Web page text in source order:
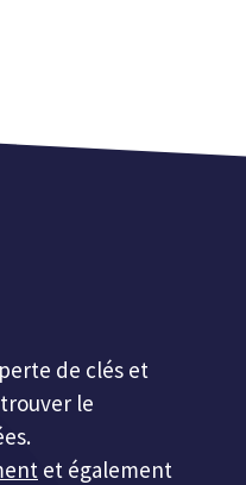
de clés et
le
et également